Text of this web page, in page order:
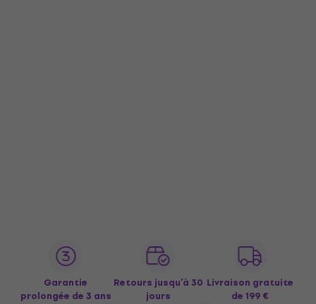
Garantie
prolongée de 3 ans
Retours jusqu’à 30
jours
Livraison gratuite
de 199 €